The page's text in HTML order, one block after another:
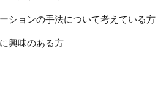
ションの手法について考えている方
興味のある方